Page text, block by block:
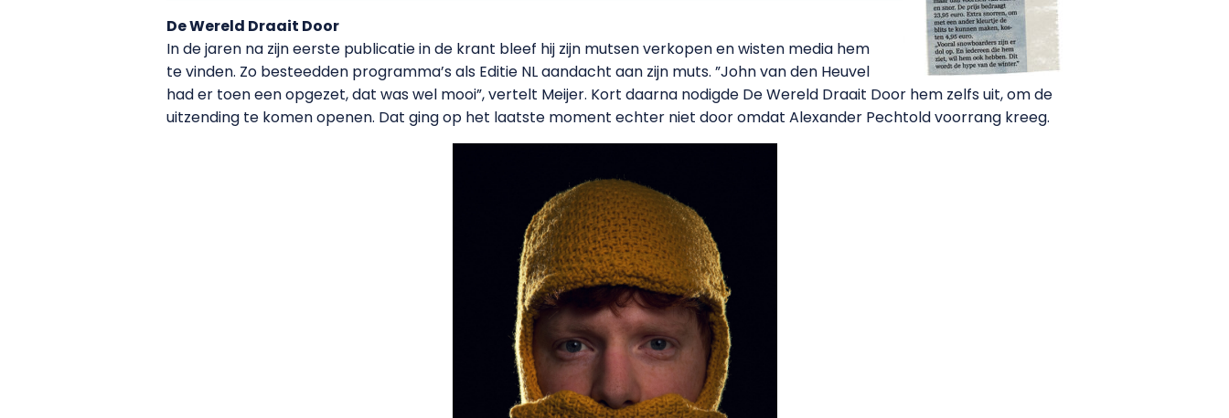
De Wereld Draait Door
In de jaren na zijn eerste publicatie in de krant bleef hij zijn mutsen verkopen en wisten media hem
te vinden. Zo besteedden programma’s als Editie NL aandacht aan zijn muts. ”John van den Heuvel
had er toen een opgezet, dat was wel mooi”, vertelt Meijer. Kort daarna nodigde De Wereld Draait Door hem zelfs uit, om de
uitzending te komen openen. Dat ging op het laatste moment echter niet door omdat Alexander Pechtold voorrang kreeg.